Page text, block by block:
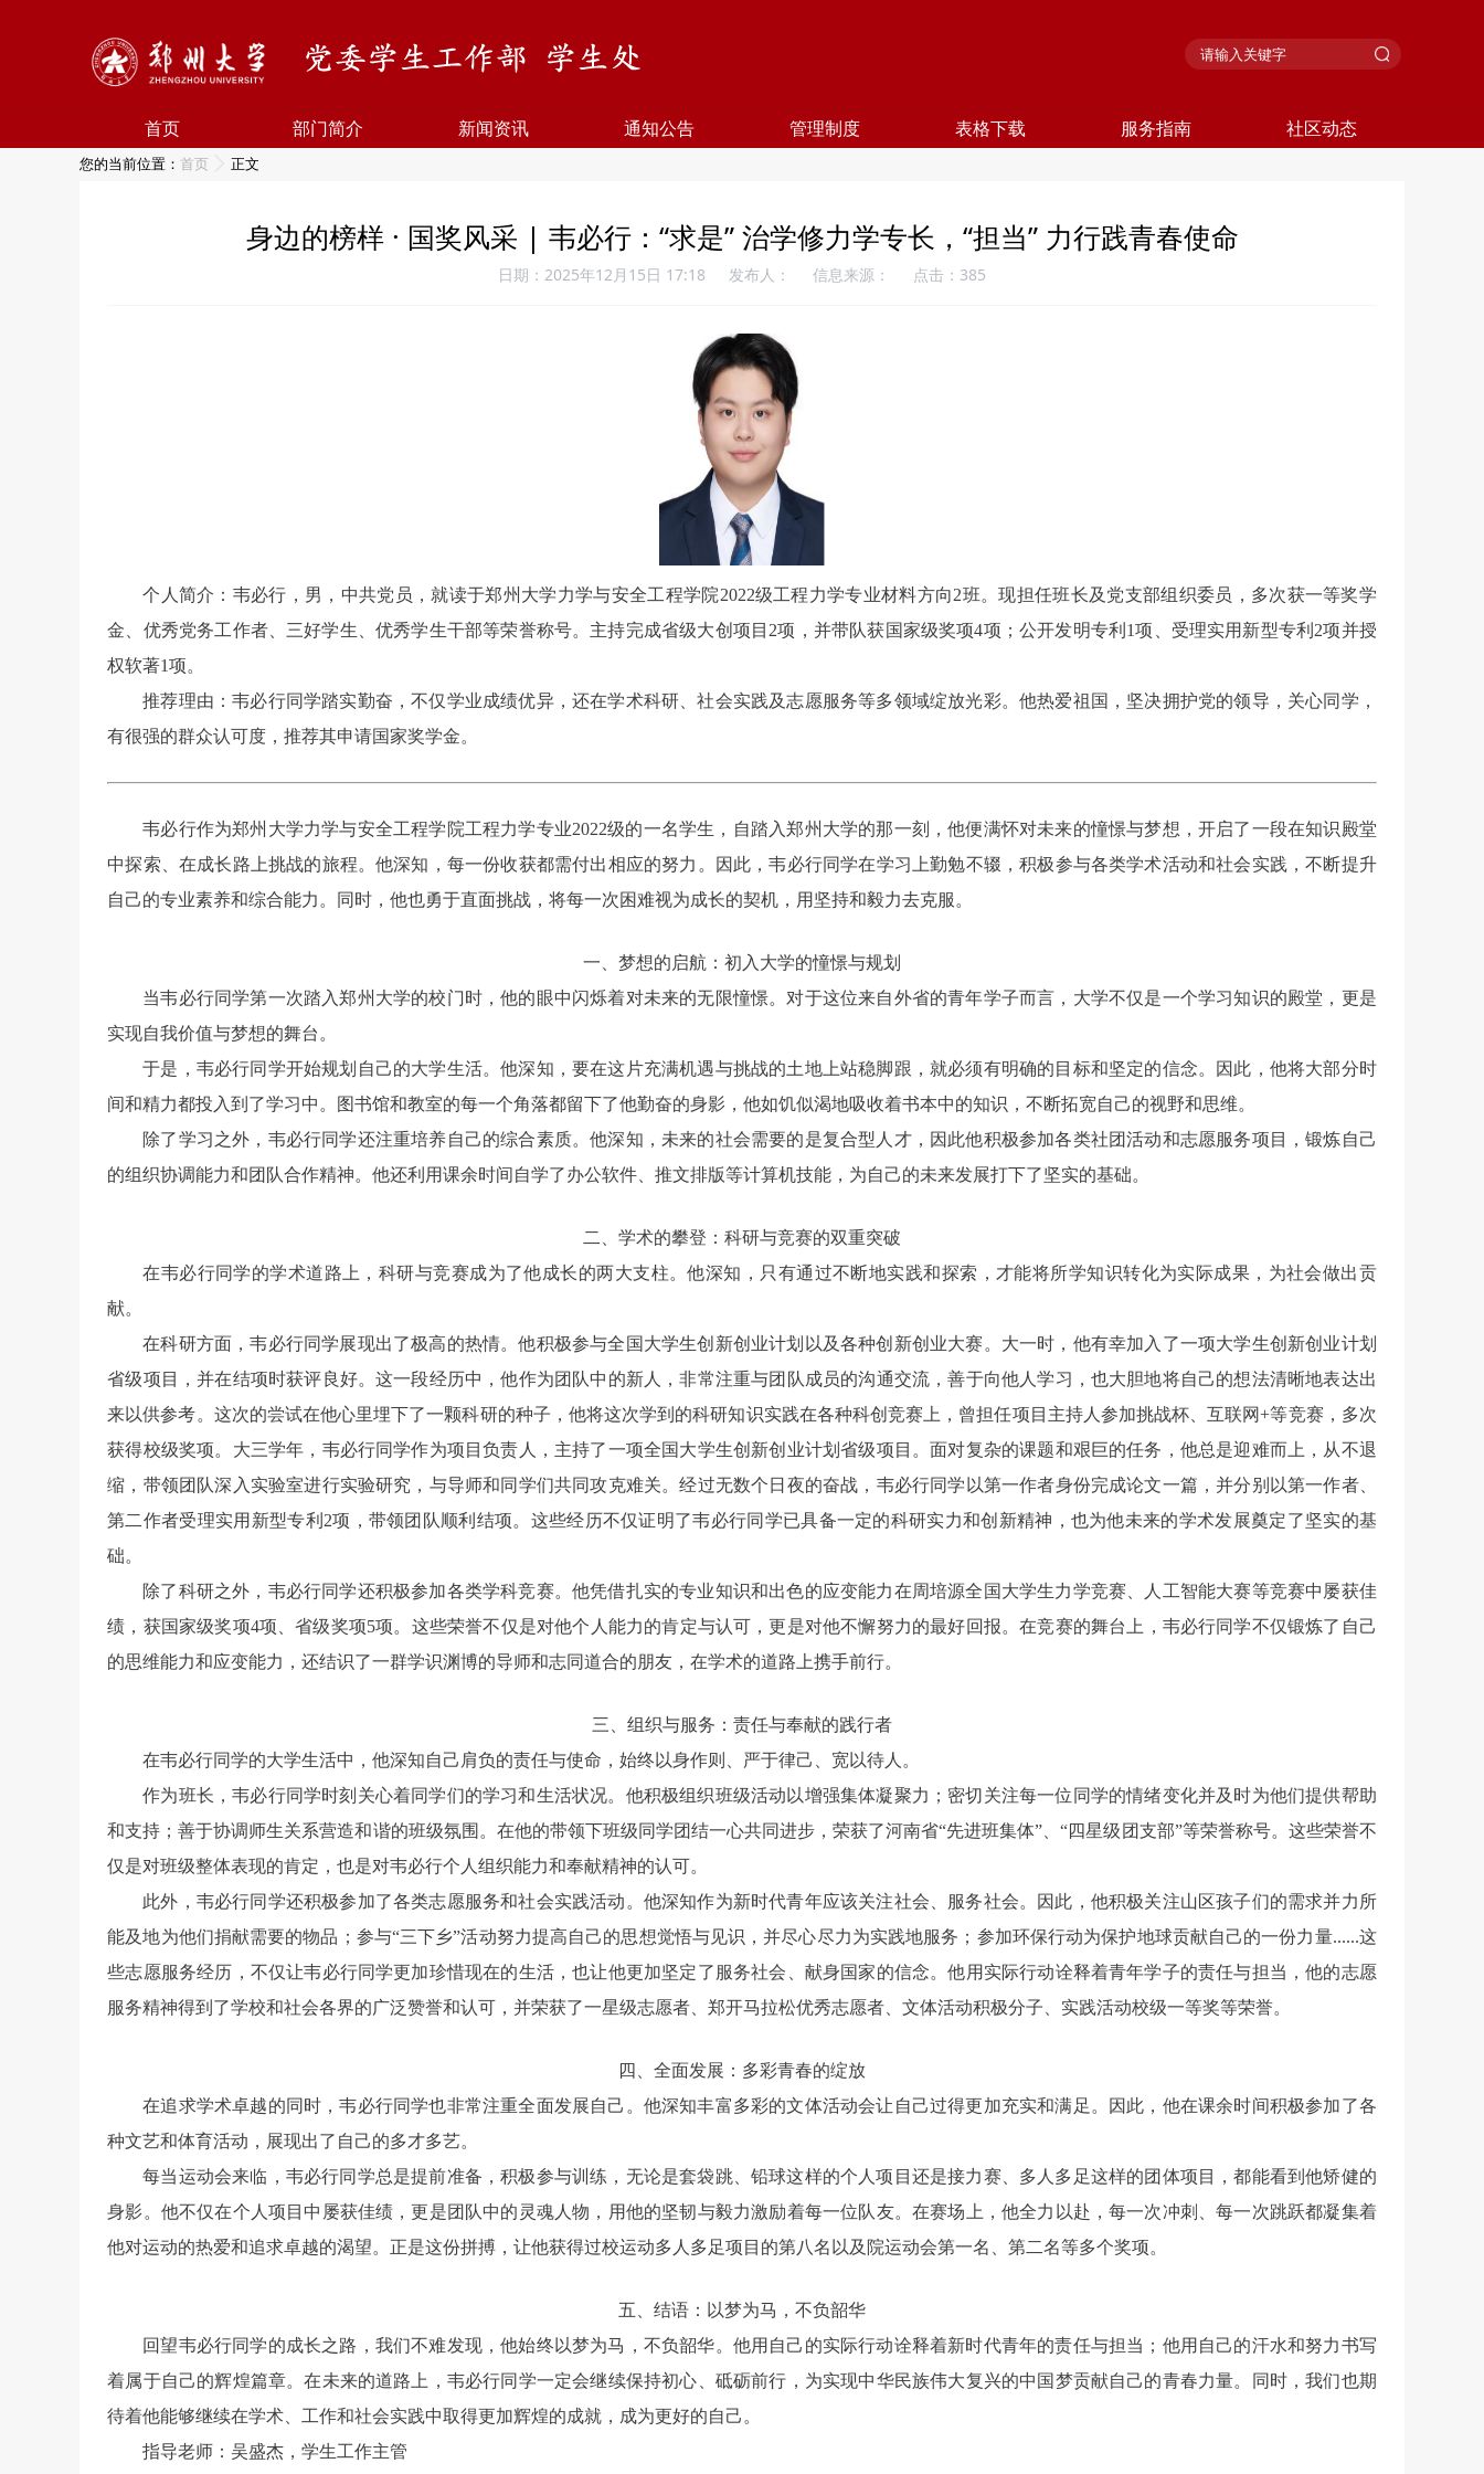
首页 部门简介 新闻资讯 通知公告 管理制度 表格下载 服务指南 社区动态
您的当前位置： 首页 正文
身边的榜样 · 国奖风采 | 韦必行：“求是” 治学修力学专长，“担当” 力行践青春使命
日期：2025年12月15日 17:18 发布人： 信息来源： 点击： 385
个人简介：韦必行，男，中共党员，就读于郑州大学力学与安全工程学院2022级工程力学专业材料方向2班。现担任班长及党支部组织委员，多次获一等奖学
金、优秀党务工作者、三好学生、优秀学生干部等荣誉称号。主持完成省级大创项目2项，并带队获国家级奖项4项；公开发明专利1项、受理实用新型专利2项并授
权软著1项。
推荐理由：韦必行同学踏实勤奋，不仅学业成绩优异，还在学术科研、社会实践及志愿服务等多领域绽放光彩。他热爱祖国，坚决拥护党的领导，关心同学，
有很强的群众认可度，推荐其申请国家奖学金。
韦必行作为郑州大学力学与安全工程学院工程力学专业2022级的一名学生，自踏入郑州大学的那一刻，他便满怀对未来的憧憬与梦想，开启了一段在知识殿堂
中探索、在成长路上挑战的旅程。他深知，每一份收获都需付出相应的努力。因此，韦必行同学在学习上勤勉不辍，积极参与各类学术活动和社会实践，不断提升
自己的专业素养和综合能力。同时，他也勇于直面挑战，将每一次困难视为成长的契机，用坚持和毅力去克服。
一、梦想的启航：初入大学的憧憬与规划
当韦必行同学第一次踏入郑州大学的校门时，他的眼中闪烁着对未来的无限憧憬。对于这位来自外省的青年学子而言，大学不仅是一个学习知识的殿堂，更是
实现自我价值与梦想的舞台。
于是，韦必行同学开始规划自己的大学生活。他深知，要在这片充满机遇与挑战的土地上站稳脚跟，就必须有明确的目标和坚定的信念。因此，他将大部分时
间和精力都投入到了学习中。图书馆和教室的每一个角落都留下了他勤奋的身影，他如饥似渴地吸收着书本中的知识，不断拓宽自己的视野和思维。
除了学习之外，韦必行同学还注重培养自己的综合素质。他深知，未来的社会需要的是复合型人才，因此他积极参加各类社团活动和志愿服务项目，锻炼自己
的组织协调能力和团队合作精神。他还利用课余时间自学了办公软件、推文排版等计算机技能，为自己的未来发展打下了坚实的基础。
二、学术的攀登：科研与竞赛的双重突破
在韦必行同学的学术道路上，科研与竞赛成为了他成长的两大支柱。他深知，只有通过不断地实践和探索，才能将所学知识转化为实际成果，为社会做出贡
献。
在科研方面，韦必行同学展现出了极高的热情。他积极参与全国大学生创新创业计划以及各种创新创业大赛。大一时，他有幸加入了一项大学生创新创业计划
省级项目，并在结项时获评良好。这一段经历中，他作为团队中的新人，非常注重与团队成员的沟通交流，善于向他人学习，也大胆地将自己的想法清晰地表达出
来以供参考。这次的尝试在他心里埋下了一颗科研的种子，他将这次学到的科研知识实践在各种科创竞赛上，曾担任项目主持人参加挑战杯、互联网+等竞赛，多次
获得校级奖项。大三学年，韦必行同学作为项目负责人，主持了一项全国大学生创新创业计划省级项目。面对复杂的课题和艰巨的任务，他总是迎难而上，从不退
缩，带领团队深入实验室进行实验研究，与导师和同学们共同攻克难关。经过无数个日夜的奋战，韦必行同学以第一作者身份完成论文一篇，并分别以第一作者、
第二作者受理实用新型专利2项，带领团队顺利结项。这些经历不仅证明了韦必行同学已具备一定的科研实力和创新精神，也为他未来的学术发展奠定了坚实的基
础。
除了科研之外，韦必行同学还积极参加各类学科竞赛。他凭借扎实的专业知识和出色的应变能力在周培源全国大学生力学竞赛、人工智能大赛等竞赛中屡获佳
绩，获国家级奖项4项、省级奖项5项。这些荣誉不仅是对他个人能力的肯定与认可，更是对他不懈努力的最好回报。在竞赛的舞台上，韦必行同学不仅锻炼了自己
的思维能力和应变能力，还结识了一群学识渊博的导师和志同道合的朋友，在学术的道路上携手前行。
三、组织与服务：责任与奉献的践行者
在韦必行同学的大学生活中，他深知自己肩负的责任与使命，始终以身作则、严于律己、宽以待人。
作为班长，韦必行同学时刻关心着同学们的学习和生活状况。他积极组织班级活动以增强集体凝聚力；密切关注每一位同学的情绪变化并及时为他们提供帮助
和支持；善于协调师生关系营造和谐的班级氛围。在他的带领下班级同学团结一心共同进步，荣获了河南省“先进班集体”、“四星级团支部”等荣誉称号。这些荣誉不
仅是对班级整体表现的肯定，也是对韦必行个人组织能力和奉献精神的认可。
此外，韦必行同学还积极参加了各类志愿服务和社会实践活动。他深知作为新时代青年应该关注社会、服务社会。因此，他积极关注山区孩子们的需求并力所
能及地为他们捐献需要的物品；参与“三下乡”活动努力提高自己的思想觉悟与见识，并尽心尽力为实践地服务；参加环保行动为保护地球贡献自己的一份力量......这
些志愿服务经历，不仅让韦必行同学更加珍惜现在的生活，也让他更加坚定了服务社会、献身国家的信念。他用实际行动诠释着青年学子的责任与担当，他的志愿
服务精神得到了学校和社会各界的广泛赞誉和认可，并荣获了一星级志愿者、郑开马拉松优秀志愿者、文体活动积极分子、实践活动校级一等奖等荣誉。
四、全面发展：多彩青春的绽放
在追求学术卓越的同时，韦必行同学也非常注重全面发展自己。他深知丰富多彩的文体活动会让自己过得更加充实和满足。因此，他在课余时间积极参加了各
种文艺和体育活动，展现出了自己的多才多艺。
每当运动会来临，韦必行同学总是提前准备，积极参与训练，无论是套袋跳、铅球这样的个人项目还是接力赛、多人多足这样的团体项目，都能看到他矫健的
身影。他不仅在个人项目中屡获佳绩，更是团队中的灵魂人物，用他的坚韧与毅力激励着每一位队友。在赛场上，他全力以赴，每一次冲刺、每一次跳跃都凝集着
他对运动的热爱和追求卓越的渴望。正是这份拼搏，让他获得过校运动多人多足项目的第八名以及院运动会第一名、第二名等多个奖项。
五、结语：以梦为马，不负韶华
回望韦必行同学的成长之路，我们不难发现，他始终以梦为马，不负韶华。他用自己的实际行动诠释着新时代青年的责任与担当；他用自己的汗水和努力书写
着属于自己的辉煌篇章。在未来的道路上，韦必行同学一定会继续保持初心、砥砺前行，为实现中华民族伟大复兴的中国梦贡献自己的青春力量。同时，我们也期
待着他能够继续在学术、工作和社会实践中取得更加辉煌的成就，成为更好的自己。
指导老师：吴盛杰，学生工作主管